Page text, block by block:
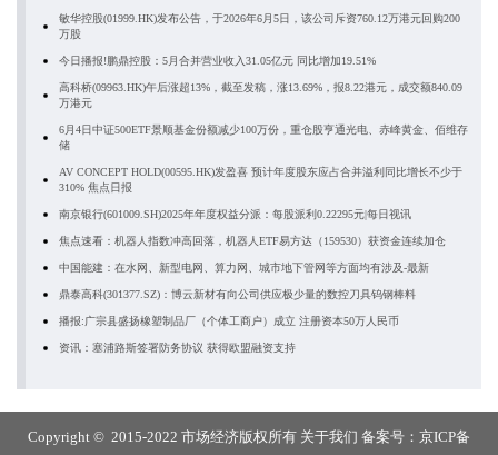
敏华控股(01999.HK)发布公告，于2026年6月5日，该公司斥资760.12万港元回购200
万股
今日播报!鹏鼎控股：5月合并营业收入31.05亿元 同比增加19.51%
高科桥(09963.HK)午后涨超13%，截至发稿，涨13.69%，报8.22港元，成交额840.09
万港元
6月4日中证500ETF景顺基金份额减少100万份，重仓股亨通光电、赤峰黄金、佰维存
储
AV CONCEPT HOLD(00595.HK)发盈喜 预计年度股东应占合并溢利同比增长不少于
310% 焦点日报
南京银行(601009.SH)2025年年度权益分派：每股派利0.22295元|每日视讯
焦点速看：机器人指数冲高回落，机器人ETF易方达（159530）获资金连续加仓
中国能建：在水网、新型电网、算力网、城市地下管网等方面均有涉及-最新
鼎泰高科(301377.SZ)：博云新材有向公司供应极少量的数控刀具钨钢棒料
播报:广宗县盛扬橡塑制品厂（个体工商户）成立 注册资本50万人民币
资讯：塞浦路斯签署防务协议 获得欧盟融资支持
Copyright © 2015-2022 市场经济版权所有 关于我们 备案号： 京ICP备